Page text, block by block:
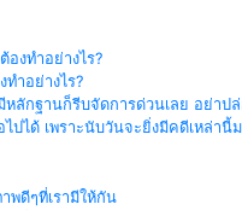
ำอย่างไร?
หลักฐานก็รีบจัดการด่วนเลย อย่าป
ปได้ เพราะนับวันจะยิ่งมีคดีเหล่านี้